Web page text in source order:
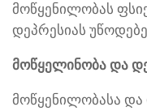
მოწყენილობას
დეპრესიას
მოწყელინობა და
მოწყენილობასა